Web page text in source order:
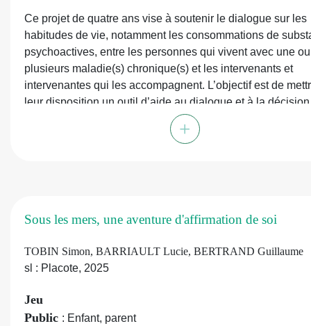
Ce projet de quatre ans vise à soutenir le dialogue sur les
habitudes de vie, notamment les consommations de
psychoactives, entre les personnes qui vivent avec une ou
plusieurs maladie(s) chronique(s) et les intervenants et
intervenantes qui les accompagnent. L’objectif est de
leur disposition un outil d’aide au dialogue et à la décision
partagée pour accompagner le cheminement sur les
+
Sous les mers, une aventure d'affirmation de soi
TOBIN Simon, BARRIAULT Lucie, BERTRAND Guillaume
sl : Placote, 2025
Jeu
Public : Enfant, parent